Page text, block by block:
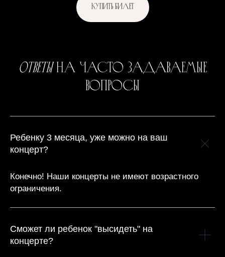
Купить билет
Ответына часто задаваемые
вопросы
Ребенку 3 месяца, уже можно на ваш
концерт?
Конечно! Наши концерты не имеют возрастного
ограничения.
Сможет ли ребенок "высидеть" на
концерте?